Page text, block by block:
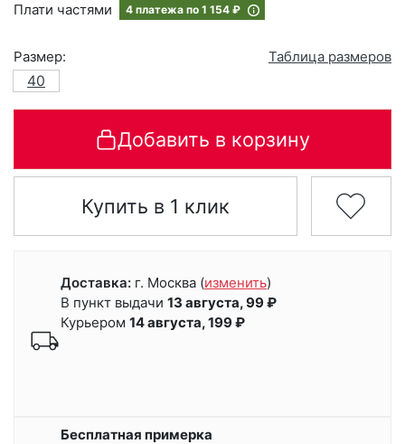
Плати частями
4 платежа по 1 154 ₽
Размер:
Таблица размеров
40
Добавить в корзину
Купить в 1 клик
Доставка: г. Москва (изменить)
В пункт выдачи 13 августа, 99 ₽
Курьером 14 августа, 199 ₽
Бесплатная примерка